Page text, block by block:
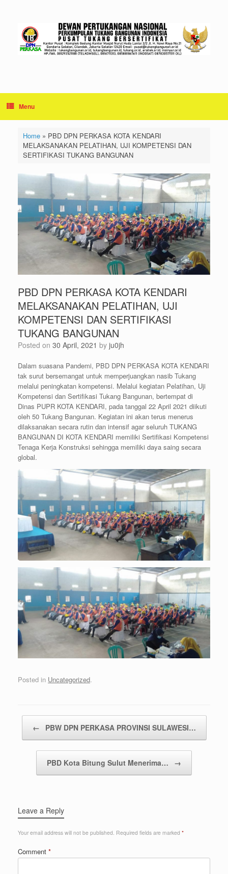
Menu
Home» PBD DPN PERKASA KOTA KENDARI
MELAKSANAKAN PELATIHAN, UJI KOMPETENSI DAN
SERTIFIKASI TUKANG BANGUNAN
PBD DPN PERKASA KOTA KENDARI
MELAKSANAKAN PELATIHAN, UJI
KOMPETENSI DAN SERTIFIKASI
TUKANG BANGUNAN
Posted on 30 April, 2021 by ju0jh
Dalam suasana Pandemi, PBD DPN PERKASA KOTA KENDARI
tak surut bersemangat untuk memperjuangkan nasib Tukang
melalui peningkatan kompetensi. Melalui kegiatan Pelatihan, Uji
Kompetensi dan Sertifikasi Tukang Bangunan, bertempat di
Dinas PUPR KOTA KENDARI, pada tanggal 22 April 2021 diikuti
oleh 50 Tukang Bangunan. Kegiatan ini akan terus menerus
dilaksanakan secara rutin dan intensif agar seluruh TUKANG
BANGUNAN DI KOTA KENDARI memiliki Sertifikasi Kompetensi
Tenaga Kerja Konstruksi sehingga memiliki daya saing secara
global.
Posted in Uncategorized.
← PBW DPN PERKASA PROVINSI SULAWESI…
PBD Kota Bitung Sulut Menerima… →
Leave a Reply
Your email address will not be published. Required fields are marked *
Comment *